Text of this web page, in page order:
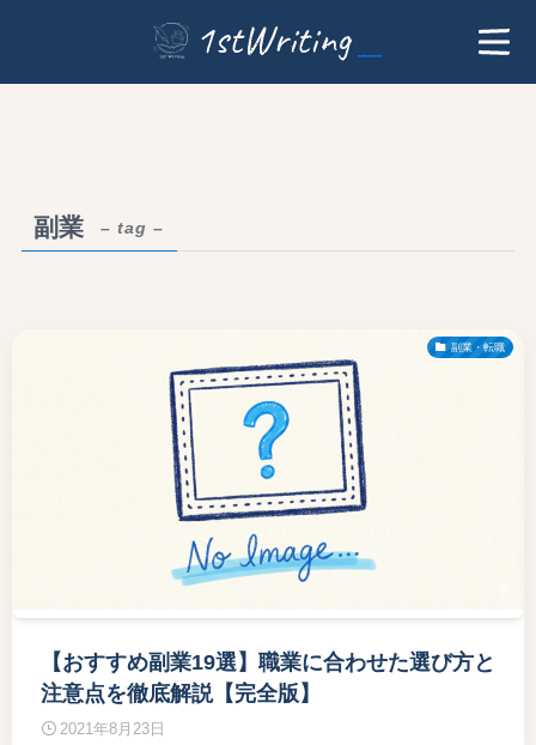
1stWriting
副業 – tag –
副業・転職
【おすすめ副業19選】職業に合わせた選び方と
注意点を徹底解説【完全版】
2021年8月23日